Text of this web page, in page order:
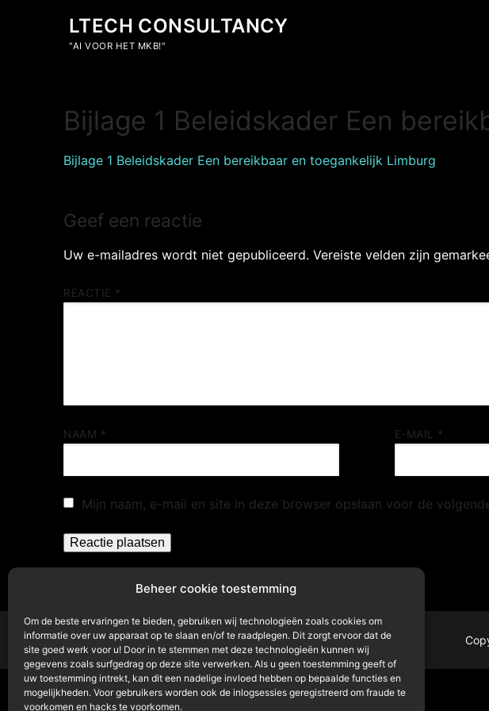
Beheer cookie toestemming
Om de beste ervaringen te bieden, gebruiken wij technologieën zoals cookies om
informatie over uw apparaat op te slaan en/of te raadplegen. Dit zorgt ervoor dat de
site goed werk voor u! Door in te stemmen met deze technologieën kunnen wij
gegevens zoals surfgedrag op deze site verwerken. Als u geen toestemming geeft of
uw toestemming intrekt, kan dit een nadelige invloed hebben op bepaalde functies en
mogelijkheden. Voor gebruikers worden ook de inlogsessies geregistreerd om fraude te
voorkomen en hacks te voorkomen.
LTECH CONSULTANCY
"AI VOOR HET MKB!"
Bijlage 1 Beleidskader Een
Bijlage 1 Beleidskader Een bereikbaar en toegankelijk Limburg
Geef een reactie
Uw e-mailadres wordt niet gepubliceerd. Vereiste velden zijn
REACTIE *
NAAM * E-MAIL *
Mijn naam, e-mail en site in deze browser opslaan voor de